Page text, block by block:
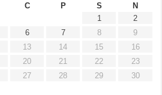
C P S
N
1
2
6 7 8
9
13 14 15
16
20 21 22
23
27 28 29
30